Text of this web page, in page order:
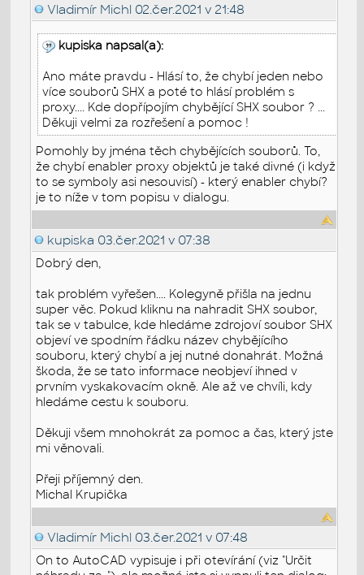
Vladimír Michl 02.čer.2021 v 21:48
kupiska napsal(a):
Ano máte pravdu - Hlásí to, že chybí jeden nebo
více souborů SHX a poté to hlásí problém s
proxy.... Kde dopřípojím chybějící SHX soubor ? ...
Děkuji velmi za rozřešení a pomoc !
Pomohly by jména těch chybějících souborů. To,
že chybí enabler proxy objektů je také divné (i když
to se symboly asi nesouvisí) - který enabler chybí?
je to níže v tom popisu v dialogu.
kupiska 03.čer.2021 v 07:38
Dobrý den,
tak problém vyřešen.... Kolegyně přišla na jednu
super věc. Pokud kliknu na nahradit SHX soubor,
tak se v tabulce, kde hledáme zdrojoví soubor SHX
objeví ve spodním řádku název chybějícího
souboru, který chybí a jej nutné donahrát. Možná
škoda, že se tato informace neobjeví ihned v
prvním vyskakovacím okně. Ale až ve chvíli, kdy
hledáme cestu k souboru.
Děkuji všem mnohokrát za pomoc a čas, který jste
mi věnovali.
Přeji příjemný den.
Michal Krupička
Vladimír Michl 03.čer.2021 v 07:48
On to AutoCAD vypisuje i při otevírání (viz "Určit